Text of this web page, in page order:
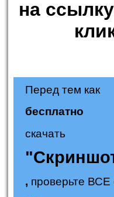
на
Перед тем как
бесплатно
скачать
, проверьте ВСЕ